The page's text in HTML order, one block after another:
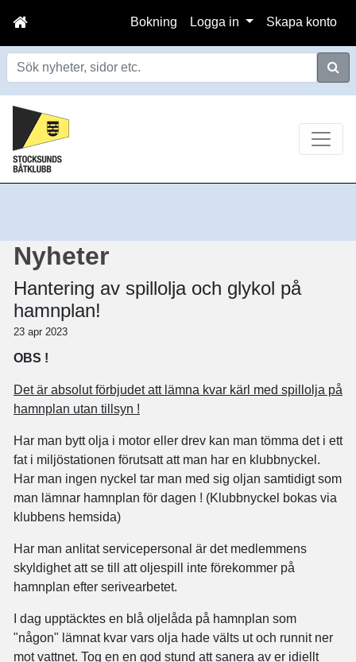
Bokning Logga in Skapa konto
Sök
Nyheter
Hantering av spillolja och glykol på
hamnplan!
23 apr 2023
OBS !
Det är absolut förbjudet att lämna kvar kärl med spillolja på
hamnplan utan tillsyn !
Har man bytt olja i motor eller drev kan man tömma det i ett
fat i miljöstationen förutsatt att man har en klubbnyckel.
Har man ingen nyckel tar man med sig oljan samtidigt som
man lämnar hamnplan för dagen ! (Klubbnyckel bokas via
klubbens hemsida)
Har man anlitat servicepersonal är det medlemmens
skyldighet att se till att oljespill inte förekommer på
hamnplan efter serivearbetet.
I dag upptäcktes en blå oljelåda på hamnplan som
"någon" lämnat kvar vars olja hade välts ut och runnit ner
mot vattnet. Tog en en god stund att sanera av er idiellt